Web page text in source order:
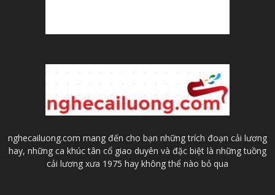
nghecailuong.com mang đến cho bạn những trích đoạn cải lương
hay, những ca khúc tân cổ giao duyên và đặc biệt là những tuồng
cải lương xưa 1975 hay không thể nào bỏ qua